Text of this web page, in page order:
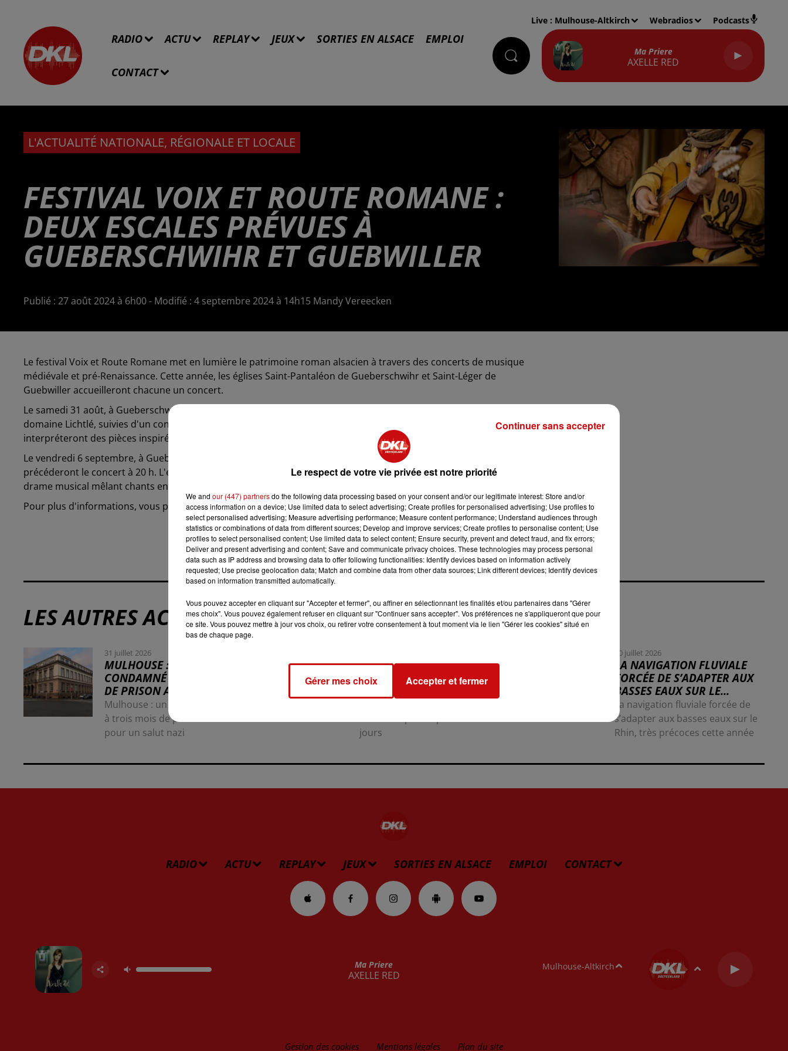
RADIO ACTU REPLAY JEUX SORTIES EN ALSACE EMPLOI
CONTACT
Live : Mulhouse-Altkirch Webradios Podcasts
Ma Priere
AXELLE RED
L'ACTUALITÉ NATIONALE, RÉGIONALE ET LOCALE
FESTIVAL VOIX ET ROUTE ROMANE :
DEUX ESCALES PRÉVUES À
GUEBERSCHWIHR ET GUEBWILLER
Publié : 27 août 2024 à 6h00 - Modifié : 4 septembre 2024 à 14h15 Mandy Vereecken
Le festival Voix et Route Romane met en lumière le patrimoine roman alsacien à travers des concerts de musique
médiévale et pré-Renaissance. Cette année, les églises Saint-Pantaléon de Gueberschwihr et Saint-Léger de
Guebwiller accueilleront chacune un concert.
Le samedi 31 août, à Gueberschwihr, le festival débutera par une visite guidée de l'église et une découverte du
domaine Lichtlé, suivies d'un concert de 18 h à 19 h 30, animé par Anne Azéma et Suzanne Ansorg, qui
interpréteront des pièces inspirées du
Le vendredi 6 septembre, à Guebwiller, une visite guidée de l'église Saint-Léger et une dégustation de bière
précéderont le concert à 20 h. L'ensemble Dialogos et le Chœur Kantaduri présenterontHécube, reine de Troie
drame musical mêlant chants en dialectes italiens et croates, inspiré par la tragédie d'Euripide.
Pour plus d'informations, vous pouvez consulter le site du festival.
LES AUTRES ACTUALITÉS
31 juillet 2026
MULHOUSE : UN HOMME
CONDAMNÉ À TROIS MOIS
DE PRISON AVEC SURSIS...
Mulhouse : un homme condamné
à trois mois de prison avec sursis
pour un salut nazi
LA 77E FOIRE AUX VINS DE
COLMAR OUVRE SES PORTES
PENDANT 10 JOURS
jours
30 juillet 2026
LA NAVIGATION FLUVIALE
FORCÉE DE S’ADAPTER AUX
BASSES EAUX SUR LE...
La navigation fluviale forcée de
s’adapter aux basses eaux sur le
Rhin, très précoces cette année
RADIO ACTU REPLAY JEUX SORTIES EN ALSACE EMPLOI CONTACT
Ma Priere
AXELLE RED
Mulhouse-Altkirch
Gestion des cookies Mentions légales Plan du site
Le respect de votre vie privée est notre priorité
We and our (447) partnersdo the following data processing based on your consent and/or our legitimate interest: Store and/or
access information on a device; Use limited data to select advertising; Create profiles for personalised advertising; Use profiles to
select personalised advertising; Measure advertising performance; Measure content performance; Understand audiences through
statistics or combinations of data from different sources; Develop and improve services; Create profiles to personalise content; Use
profiles to select personalised content; Use limited data to select content; Ensure security, prevent and detect fraud, and fix errors;
Deliver and present advertising and content; Save and communicate privacy choices. These technologies may process personal
data such as IP address and browsing data to offer following functionalities: Identify devices based on information actively
requested; Use precise geolocation data; Match and combine data from other data sources; Link different devices; Identify devices
based on information transmitted automatically.
Vous pouvez accepter en cliquant sur "Accepter et fermer", ou affiner en sélectionnant les finalités et/ou partenaires dans "Gérer
mes choix". Vous pouvez également refuser en cliquant sur "Continuer sans accepter". Vos préférences ne s'appliqueront que pour
ce site. Vous pouvez mettre à jour vos choix, ou retirer votre consentement à tout moment via le lien "Gérer les cookies" situé en
bas de chaque page.
Gérer mes choix Accepter et fermer
Continuer sans accepter